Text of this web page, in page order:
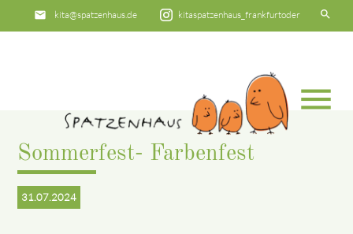
search
kitaspatzenhaus_frankfurtoder
email kita@spatzenhaus.de
menu
Suchbegriffe SUCHEN
Sommerfest- Farbenfest
31.07.2024